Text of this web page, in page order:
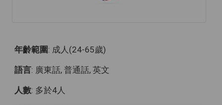
年齡範圍: 成人(24-65歲)
語言: 廣東話, 普通話, 英文
人數: 多於4人